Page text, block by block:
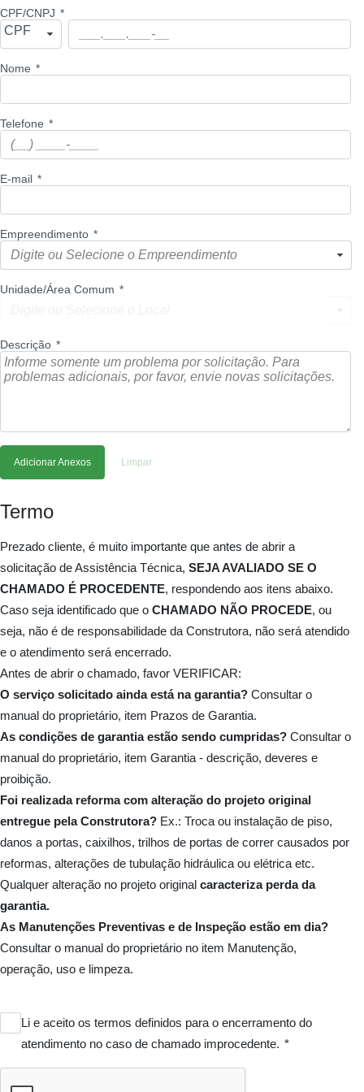
CPF/CNPJ *
CPF
Nome *
Telefone *
E-mail *
Empreendimento *
Unidade/Área Comum *
Descrição *
Adicionar Anexos Limpar
Termo
Prezado cliente, é muito importante que antes de abrir a
solicitação de Assistência Técnica, SEJA AVALIADO SE O
CHAMADO É PROCEDENTE, respondendo aos itens abaixo.
Caso seja identificado que o CHAMADO NÃO PROCEDE, ou
seja, não é de responsabilidade da Construtora, não será atendido
e o atendimento será encerrado.
Antes de abrir o chamado, favor VERIFICAR:
O serviço solicitado ainda está na garantia? Consultar o
manual do proprietário, item Prazos de Garantia.
As condições de garantia estão sendo cumpridas? Consultar o
manual do proprietário, item Garantia - descrição, deveres e
proibição.
Foi realizada reforma com alteração do projeto original
entregue pela Construtora? Ex.: Troca ou instalação de piso,
danos a portas, caixilhos, trilhos de portas de correr causados por
reformas, alterações de tubulação hidráulica ou elétrica etc.
Qualquer alteração no projeto original caracteriza perda da
garantia.
As Manutenções Preventivas e de Inspeção estão em dia?
Consultar o manual do proprietário no item Manutenção,
operação, uso e limpeza.
Li e aceito os termos definidos para o encerramento do
atendimento no caso de chamado improcedente. *